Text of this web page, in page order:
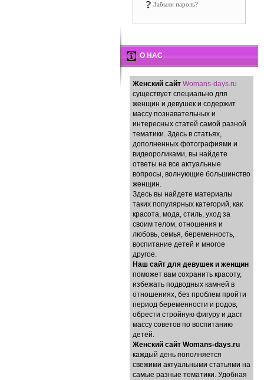
Забыли пароль?
О НАС
Женский сайт Womans-days.ru
существует специально для
женщин и девушек и содержит
массу познавательных и
интересных статей самой разной
тематики. Здесь в статьях,
дополненных фотографиями и
видеороликами, вы найдете
ответы на все актуальные
вопросы, волнующие большинство
женщин.
Здесь вы найдете материалы
таких популярных категорий, как
красота, мода, стиль, уход за
своим телом, отношения и
любовь, семья, беременность,
воспитание детей и многое
другое.
Наш сайт для девушек и женщин
поможет вам сохранить красоту,
избежать подводных камней в
отношениях, без проблем пройти
период беременности и родов,
обрести стройную фигуру и даст
массу советов по воспитанию
детей.
Женский сайт Womans-days.ru
каждый день пополняется
свежими актуальными статьями на
самые разные тематики. Удобная